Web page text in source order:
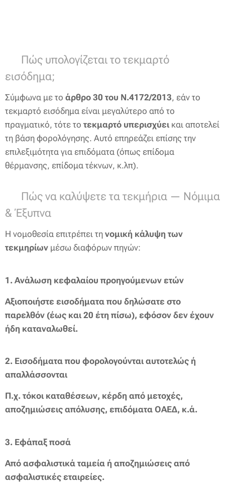
📊 Πώς υπολογίζεται το τεκμαρτό
εισόδημα;
Σύμφωνα με το άρθρο 30 του Ν.4172/2013, εάν το
τεκμαρτό εισόδημα είναι μεγαλύτερο από το
πραγματικό, τότε το τεκμαρτό υπερισχύει και αποτελεί
τη βάση φορολόγησης. Αυτό επηρεάζει επίσης την
επιλεξιμότητα για επιδόματα (όπως επίδομα
θέρμανσης, επίδομα τέκνων, κ.λπ).
💡 Πώς να καλύψετε τα τεκμήρια — Νόμιμα
& Έξυπνα
Η νομοθεσία επιτρέπει τη νομική κάλυψη των
τεκμηρίων μέσω διαφόρων πηγών:
1. Ανάλωση κεφαλαίου προηγούμενων ετών
Αξιοποιήστε εισοδήματα που δηλώσατε στο
παρελθόν (έως και 20 έτη πίσω), εφόσον δεν έχουν
ήδη καταναλωθεί.
2. Εισοδήματα που φορολογούνται αυτοτελώς ή
απαλλάσσονται
Π.χ. τόκοι καταθέσεων, κέρδη από μετοχές,
αποζημιώσεις απόλυσης, επιδόματα ΟΑΕΔ, κ.ά.
3. Εφάπαξ ποσά
Από ασφαλιστικά ταμεία ή αποζημιώσεις από
ασφαλιστικές εταιρείες.